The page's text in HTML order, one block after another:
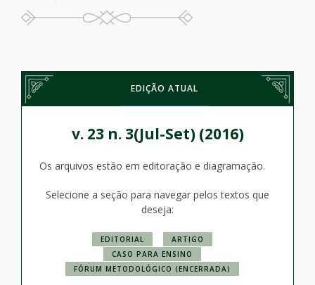
EDIÇÃO ATUAL
v. 23 n. 3(Jul-Set) (2016)
Os arquivos estão em editoração e diagramação.
Selecione a seção para navegar pelos textos que
deseja:
EDITORIAL
ARTIGO
CASO PARA ENSINO
FÓRUM METODOLÓGICO (ENCERRADA)